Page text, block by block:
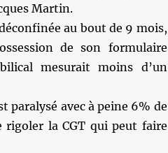
Martin.
au bout de 9 mois,
de son formulaire
mesurait moins d’un
paralysé avec à peine 6% de
la CGT qui peut faire